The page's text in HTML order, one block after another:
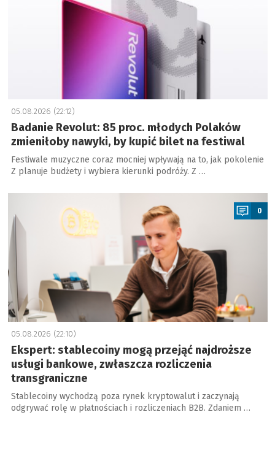
05.08.2026 (22:12)
Badanie Revolut: 85 proc. młodych Polaków
zmieniłoby nawyki, by kupić bilet na festiwal
Festiwale muzyczne coraz mocniej wpływają na to, jak pokolenie
Z planuje budżety i wybiera kierunki podróży. Z …
a
0
05.08.2026 (22:10)
Ekspert: stablecoiny mogą przejąć najdroższe
usługi bankowe, zwłaszcza rozliczenia
transgraniczne
Stablecoiny wychodzą poza rynek kryptowalut i zaczynają
odgrywać rolę w płatnościach i rozliczeniach B2B. Zdaniem …